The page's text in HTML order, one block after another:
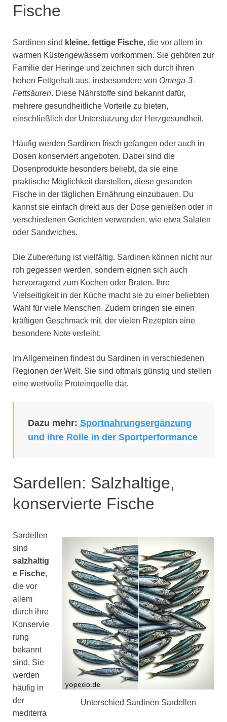
Fische
Sardinen sind kleine, fettige Fische, die vor allem in
warmen Küstengewässern vorkommen. Sie gehören zur
Familie der Heringe und zeichnen sich durch ihren
hohen Fettgehalt aus, insbesondere von Omega-3-
Fettsäuren. Diese Nährstoffe sind bekannt dafür,
mehrere gesundheitliche Vorteile zu bieten,
einschließlich der Unterstützung der Herzgesundheit.
Häufig werden Sardinen frisch gefangen oder auch in
Dosen konserviert angeboten. Dabei sind die
Dosenprodukte besonders beliebt, da sie eine
praktische Möglichkeit darstellen, diese gesunden
Fische in der täglichen Ernährung einzubauen. Du
kannst sie einfach direkt aus der Dose genießen oder in
verschiedenen Gerichten verwenden, wie etwa Salaten
oder Sandwiches.
Die Zubereitung ist vielfältig. Sardinen können nicht nur
roh gegessen werden, sondern eignen sich auch
hervorragend zum Kochen oder Braten. Ihre
Vielseitigkeit in der Küche macht sie zu einer beliebten
Wahl für viele Menschen. Zudem bringen sie einen
kräftigen Geschmack mit, der vielen Rezepten eine
besondere Note verleiht.
Im Allgemeinen findest du Sardinen in verschiedenen
Regionen der Welt. Sie sind oftmals günstig und stellen
eine wertvolle Proteinquelle dar.
Dazu mehr: Sportnahrungsergänzung
und ihre Rolle in der Sportperformance
Sardellen: Salzhaltige,
konservierte Fische
Unterschied Sardinen Sardellen
Sardellen
sind
salzhaltig
e Fische,
die vor
allem
durch ihre
Konservie
rung
bekannt
sind. Sie
werden
häufig in
der
mediterra